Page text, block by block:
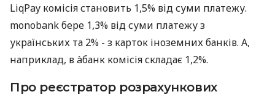
LiqPay комісія становить 1,5% від суми платежу.
monobank бере 1,3% від суми платежу з
українських та 2% - з карток іноземних банків. А,
наприклад, в àбанк комісія складає 1,2%.
Про реєстратор розрахункових